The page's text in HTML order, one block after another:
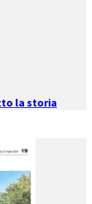
la storia